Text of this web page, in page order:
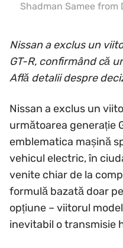
Shadman Samee from
Nissan a exclus un
GT-R, confirmând că
Află detalii despre
Nissan a exclus un
următoarea generație
emblematica mașină
vehicul electric, în
venite chiar de la
formulă bazată doar
opțiune – viitorul
inevitabil o transmisie